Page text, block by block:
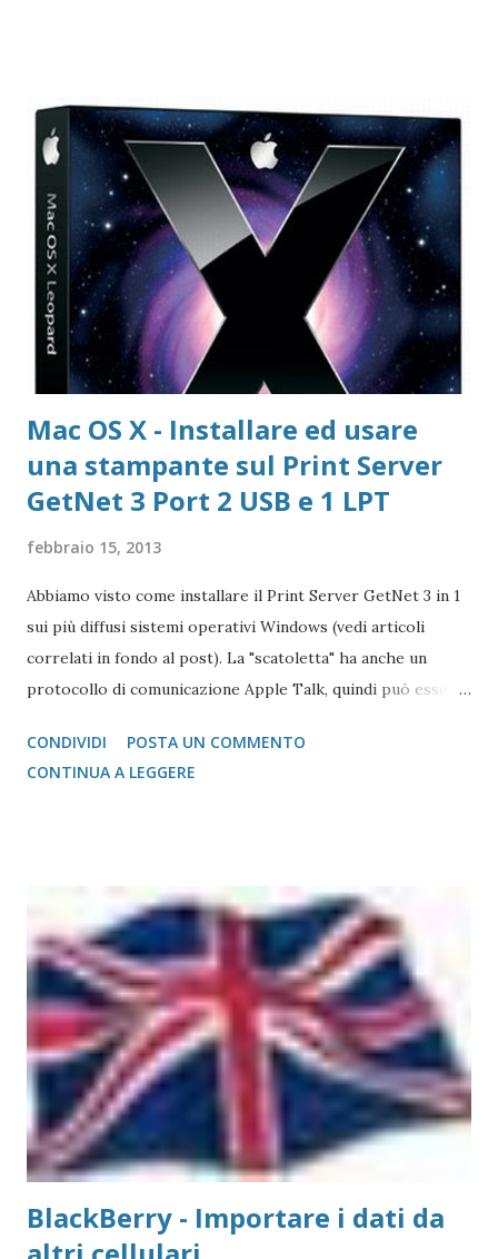
copia gratuita per 1 anno Adobe Reader Get Adobe Acrobat
e Adobe Reader Cartella tutte le versioni Adobe Reader da
scaricare offline Microsoft 365 Accedere ad area riservata
Microsoft 365 Scarica Office (365 o versione unica) dal Sito
Microsoft Windows 365 VideoLAN VLC Video Player Pagina
di Download di VLC Pix Resizer for Windows Pagina
dell'autore del progr...
Mac OS X - Installare ed usare
una stampante sul Print Server
GetNet 3 Port 2 USB e 1 LPT
febbraio 15, 2013
Abbiamo visto come installare il Print Server GetNet 3 in 1
sui più diffusi sistemi operativi Windows (vedi articoli
correlati in fondo al post). La "scatoletta" ha anche un
protocollo di comunicazione Apple Talk, quindi può essere
gestione post script integrata (quasi tutte le stampanti
salvo quelle del gruppo Ricoh che hanno bisogno di un
non è necessario scegliere tra moltissimi modelli, ma si
gestisce in modo più semplice. Purtroppo sul Mac non è
possibile (allo stato attuale) collegare print server di tipo
TP-Link, ovvero replicatori di porta USB su Lan, in quanto
non esiste un driver adatto. Detto questo, consideriamo la
stampante che vogliamo collegare al Mac. Il caso che
abbiamo usato nei precedenti post,...
CONDIVIDI
POSTA UN COMMENTO
CONTINUA A LEGGERE
BlackBerry - Importare i dati da